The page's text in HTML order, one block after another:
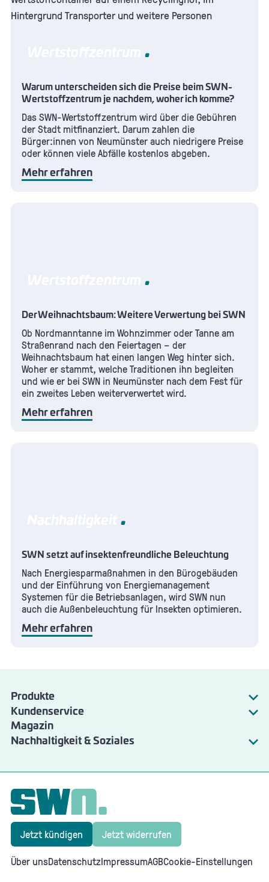
Warum unterscheiden sich die Preise beim SWN-
Wertstoffzentrum je nachdem, woher ich komme?
Das SWN-Wertstoffzentrum wird über die Gebühren
der Stadt mitfinanziert. Darum zahlen die
Bürger:innen von Neumünster auch niedrigere Preise
oder können viele Abfälle kostenlos abgeben.
Mehr erfahren
Der Weihnachtsbaum: Weitere Verwertung bei SWN
Ob Nordmanntanne im Wohnzimmer oder Tanne am
Straßenrand nach den Feiertagen – der
Weihnachtsbaum hat einen langen Weg hinter sich.
Woher er stammt, welche Traditionen ihn begleiten
und wie er bei SWN in Neumünster nach dem Fest für
ein zweites Leben weiterverwertet wird.
Mehr erfahren
SWN setzt auf insektenfreundliche Beleuchtung
Nach Energiesparmaßnahmen in den Bürogebäuden
und der Einführung von Energiemanagement
Systemen für die Betriebsanlagen, wird SWN nun
auch die Außenbeleuchtung für Insekten optimieren.
Mehr erfahren
Produkte
Strom
Gas
Kundenservice
Energie
Wartung & Störungen
Magazin
Nachhaltigkeit & Soziales
Angebote & Services
SWN Nachhaltigkeitsbericht
Jetzt kündigen
Jetzt widerrufen
Über unsDatenschutzImpressumAGBCookie-Einstellungen